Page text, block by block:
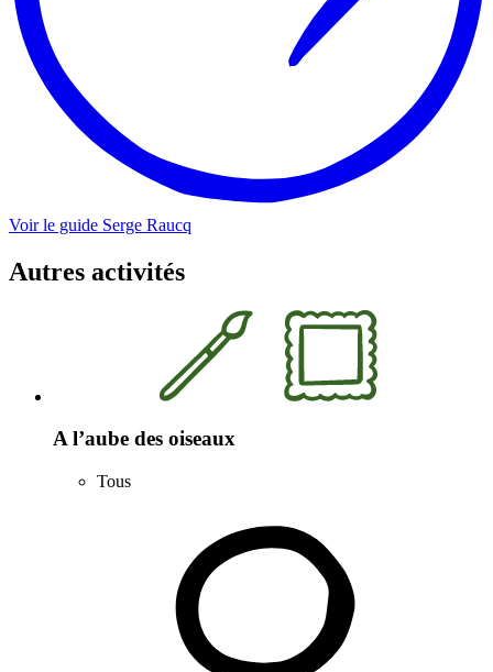
Voir le guide Serge Raucq
Autres activités
A l’aube des oiseaux
Tous